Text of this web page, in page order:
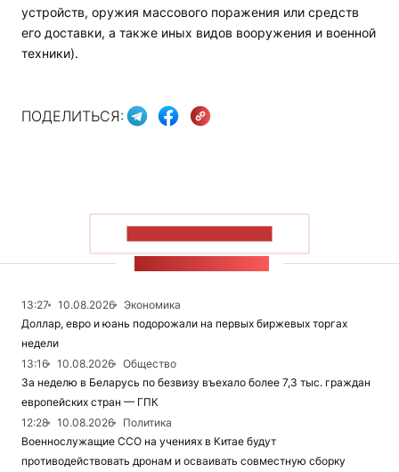
устройств, оружия массового поражения или средств
его доставки, а также иных видов вооружения и военной
техники).
ПОДЕЛИТЬСЯ:
13:27 10.08.2026
Экономика
Доллар, евро и юань подорожали на первых биржевых торгах
недели
13:16
10.08.2026
Общество
За неделю в Беларусь по безвизу въехало более 7,3 тыс. граждан
европейских стран — ГПК
12:28
10.08.2026
Политика
Военнослужащие ССО на учениях в Китае будут
противодействовать дронам и осваивать совместную сборку